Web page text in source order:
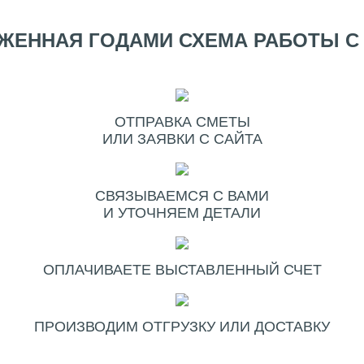
ГОДАМИ СХЕМА РАБОТЫ
ОТПРАВКА СМЕТЫ
ИЛИ ЗАЯВКИ С САЙТА
СВЯЗЫВАЕМСЯ С ВАМИ
И УТОЧНЯЕМ ДЕТАЛИ
ОПЛАЧИВАЕТЕ ВЫСТАВЛЕННЫЙ СЧЕТ
ПРОИЗВОДИМ ОТГРУЗКУ ИЛИ ДОСТАВКУ